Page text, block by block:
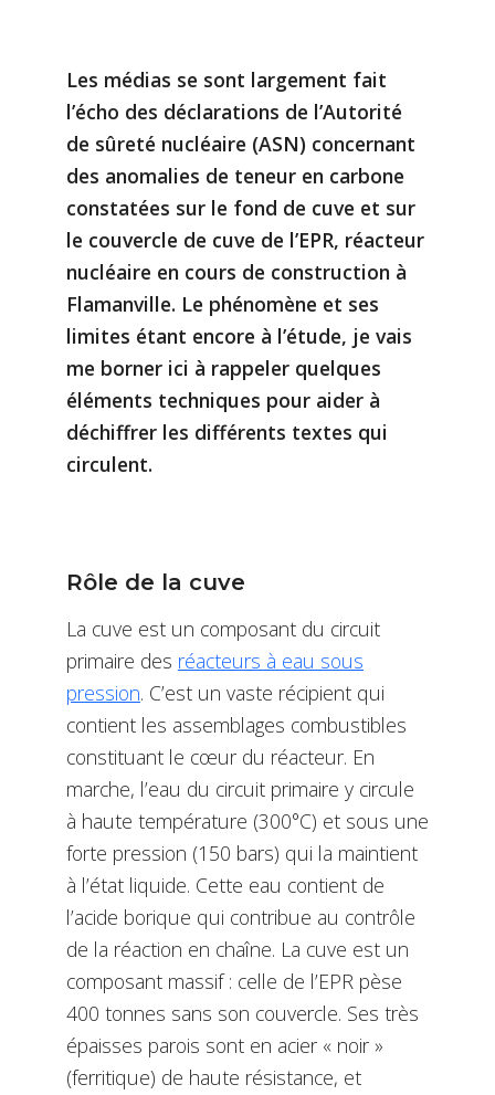
Les médias se sont largement fait
l’écho des déclarations de l’Autorité
de sûreté nucléaire (ASN) concernant
des anomalies de teneur en carbone
constatées sur le fond de cuve et sur
le couvercle de cuve de l’EPR, réacteur
nucléaire en cours de construction à
Flamanville. Le phénomène et ses
limites étant encore à l’étude, je vais
me borner ici à rappeler quelques
éléments techniques pour aider à
déchiffrer les différents textes qui
circulent.
Rôle de la cuve
La cuve est un composant du circuit
primaire des réacteurs à eau sous
pression. C’est un vaste récipient qui
contient les assemblages combustibles
constituant le cœur du réacteur. En
marche, l’eau du circuit primaire y circule
à haute température (300°C) et sous une
forte pression (150 bars) qui la maintient
à l’état liquide. Cette eau contient de
l’acide borique qui contribue au contrôle
de la réaction en chaîne. La cuve est un
composant massif : celle de l’EPR pèse
400 tonnes sans son couvercle. Ses très
épaisses parois sont en acier « noir »
(ferritique) de haute résistance, et